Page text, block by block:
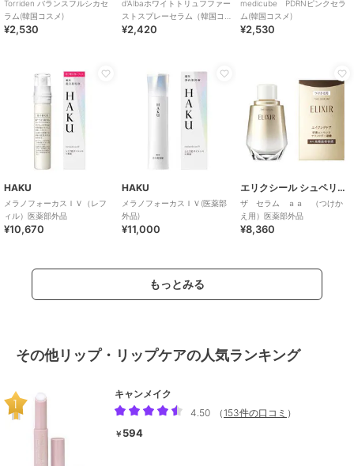
Torriden バランスフルシカセ
ラム(韓国コスメ)
¥2,530
d'Albaホワイトトリュフファー
ストスプレーセラム（韓国コ
スメ）
¥2,420
medicube PDRNピンクセラ
ム(韓国コスメ)
¥2,530
HAKU
メラノフォーカスＩＶ（レフ
ィル）医薬部外品
¥10,670
HAKU
メラノフォーカスＩＶ(医薬部
外品)
¥11,000
エリクシール シュペリエル
ザ セラム ａａ （つけか
え用）医薬部外品
¥8,360
もっとみる
その他リップ・リップケアの人気ランキング
キャンメイク
4.50
（ 153件の口コミ ）
￥ 594